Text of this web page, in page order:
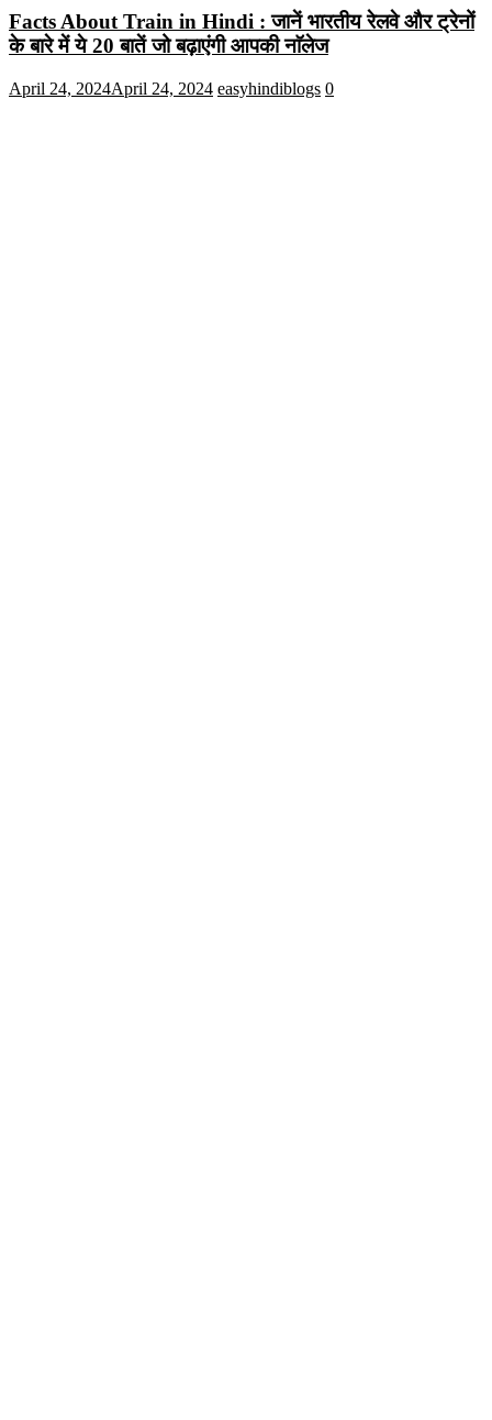
Facts About Train in Hindi : जानें भारतीय रेलवे और ट्रेनों
के बारे में ये 20 बातें जो बढ़ाएंगी आपकी नाॅलेज
April 24, 2024April 24, 2024 easyhindiblogs 0